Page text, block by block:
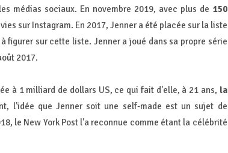
médias sociaux. En novembre 2019, avec plus de 150
sur Instagram. En 2017, Jenner a été placée sur la liste
figurer sur cette liste. Jenner a joué dans sa propre série
2017.
à 1 milliard de dollars US, ce qui fait d'elle, à 21 ans, la
l'idée que Jenner soit une self-made est un sujet de
le New York Post l'a reconnue comme étant la célébrité